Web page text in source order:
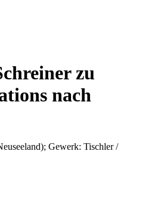
zu
nach
Gewerk: Tischler /